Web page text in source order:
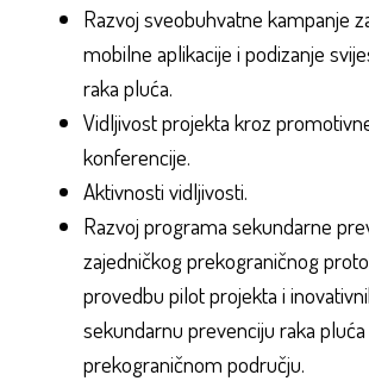
Razvoj sveobuhvatne kampanje
mobilne aplikacije i podizanje
raka pluća.
Vidljivost projekta kroz
konferencije.
Aktivnosti vidljivosti.
Razvoj programa sekundarne
zajedničkog prekograničnog
provedbu pilot projekta i
sekundarnu prevenciju raka
prekograničnom području.